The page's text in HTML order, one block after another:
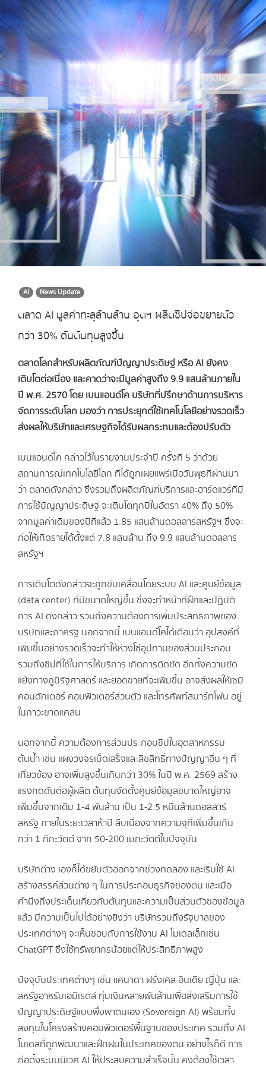
AI News Update
ตลาด AI มูลค่าทะลุล้านล้าน อุตฯ ผลิตชิปจ่อขยายตัว
กว่า 30% ดันต้นทุนสูงขึ้น
ตลาดโลกสำหรับผลิตภัณฑ์ปัญญาประดิษฐ์ หรือ AI ยังคง
เติบโตต่อเนื่อง และคาดว่าจะมีมูลค่าสูงถึง 9.9 แสนล้านภายใน
ปี พ.ศ. 2570 โดย เบนแอนด์โค บริษัทที่ปรึกษาด้านการบริหาร
จัดการระดับโลก มองว่า การประยุกต์ใช้เทคโนโลยีอย่างรวดเร็ว
ส่งผลให้บริษัทและเศรษฐกิจได้รับผลกระทบและต้องปรับตัว
เบนแอนด์โค กล่าวไว้ในรายงานประจำปี ครั้งที่ 5 ว่าด้วย
สถานการณ์เทคโนโลยีโลก ที่ได้ถูกเผยแพร่เมื่อวันพุธที่ผ่านมา
ว่า ตลาดดังกล่าว ซึ่งรวมถึงผลิตภัณฑ์บริการและฮาร์ดแวร์ที่มี
การใช้ปัญญาประดิษฐ์ จะเติบโตทุกปีในอัตรา 40% ถึง 50%
จากมูลค่าเดิมของปีที่แล้ว 1.85 แสนล้านดอลลาร์สหรัฐฯ ซึ่งจะ
ก่อให้เกิดรายได้ตั้งแต่ 7.8 แสนล้าน ถึง 9.9 แสนล้านดอลลาร์
สหรัฐฯ
การเติบโตดังกล่าวจะถูกขับเคลื่อนโดยระบบ AI และศูนย์ข้อมูล
(data center) ที่มีขนาดใหญ่ขึ้น ซึ่งจะทำหน้าที่ฝึกและปฏิบัติ
การ AI ดังกล่าว รวมถึงความต้องการเพิ่มประสิทธิภาพของ
บริษัทและภาครัฐ นอกจากนี้ เบนแอนด์โคได้เตือนว่า อุปสงค์ที่
เพิ่มขึ้นอย่างรวดเร็วจะทำให้ห่วงโซ่อุปทานของส่วนประกอบ
รวมถึงชิปที่ใช้ในการให้บริการ เกิดการติดขัด อีกทั้งความขัด
แย้งทางภูมิรัฐศาสตร์ และยอดขายที่จะเพิ่มขึ้น อาจส่งผลให้เซมิ
คอนดักเตอร์ คอมพิวเตอร์ส่วนตัว และโทรศัพท์สมาร์ทโฟน อยู่
ในภาวะขาดแคลน
นอกจากนี้ ความต้องการส่วนประกอบชิปในอุตสาหกรรม
ต้นน้ำ เช่น แผงวงจรเบ็ดเสร็จและลิขสิทธิ์ทางปัญญาอื่น ๆ ที่
เกี่ยวข้อง อาจเพิ่มสูงขึ้นเกินกว่า 30% ในปี พ.ศ. 2569 สร้าง
แรงกดดันต่อผู้ผลิต ต้นทุนจัดตั้งศูนย์ข้อมูลขนาดใหญ่อาจ
เพิ่มขึ้นจากเดิม 1-4 พันล้าน เป็น 1-2.5 หมื่นล้านดอลลาร์
สหรัฐ ภายในระยะเวลาห้าปี สืบเนื่องจากความจุที่เพิ่มขึ้นเกิน
กว่า 1 กิกะวัตต์ จาก 50-200 เมกะวัตต์ในปัจจุบัน
บริษัทต่าง เองก็ได้ขยับตัวออกจากช่วงทดลอง และเริ่มใช้ AI
สร้างสรรค์ส่วนต่าง ๆ ในการประกอบธุรกิจของตน และเมื่อ
คำนึงถึงประเด็นเกี่ยวกับต้นทุนและความเป็นส่วนตัวของข้อมูล
แล้ว มีความเป็นไปได้อย่างยิ่งว่า บริษัทรวมถึงรัฐบาลของ
ประเทศต่างๆ จะเห็นชอบกับการใช้งาน AI โมเดลเล็กเช่น
ChatGPT ซึ่งใช้ทรัพยากรน้อยแต่ให้ประสิทธิภาพสูง
ปัจจุบันประเทศต่างๆ เช่น แคนาดา ฝรั่งเศส อินเดีย ญี่ปุ่น และ
สหรัฐอาหรับเอมิเรตส์ ทุ่มเงินหลายพันล้านเพื่อส่งเสริมการใช้
ปัญญาประดิษฐ์แบบพึ่งพาตนเอง (Sovereign AI) พร้อมทั้ง
ลงทุนในโครงสร้างคอมพิวเตอร์พื้นฐานของประเทศ รวมถึง AI
โมเดลที่ถูกพัฒนาและฝึกฝนในประเทศของตน อย่างไรก็ดี การ
ก่อตั้งระบบนิเวศ AI ให้ประสบความสำเร็จนั้น คงต้องใช้เวลา